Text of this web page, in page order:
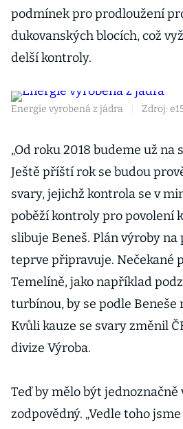
podmínek pro prodloužení
dukovanských blocích, což
delší kontroly.
Energie vyrobená z jádra Zdroj:
„Od roku 2018 budeme už
Ještě příští rok se budou
svary, jejichž kontrola se v
poběží kontroly pro povolení
slibuje Beneš. Plán výroby
teprve připravuje. Nečekané
Temelíně, jako například
turbínou, by se podle Beneše
Kvůli kauze se svary změnil
divize Výroba.
Teď by mělo být jednoznačně
zodpovědný. „Vedle toho